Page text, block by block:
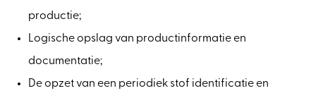
productie;
Logische opslag van productinformatie en
documentatie;
De opzet van een periodiek stof identificatie en